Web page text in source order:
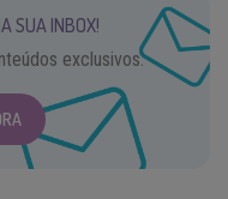
SUA INBOX!
exclusivos.